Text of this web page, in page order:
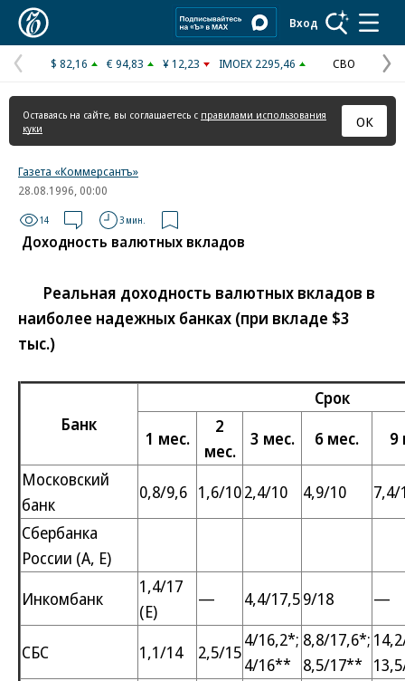
Вход
Предыдущая
страница
$ 82,16 € 94,83 ¥ 12,23 IMOEX 2295,46 СВО
Оставаясь на сайте, вы соглашаетесь с правилами использования
куки
ОК
Газета «Коммерсантъ»
28.08.1996, 00:00
14 3 мин.
Доходность валютных вкладов
Реальная доходность валютных вкладов в
наиболее надежных банках (при вкладе $3
тыс.)
Банк
Срок
1 мес.
2
мес.
3 мес. 6 мес.
9
Московский
банк
0,8/9,6 1,6/102,4/10 4,9/10
7,4/
Сбербанка
России (А, Е)
Инкомбанк
1,4/17
(Е)
— 4,4/17,59/18 —
СБС 1,1/14 2,5/15
4/16,2*;
4/16**
8,8/17,6*;
8,5/17**